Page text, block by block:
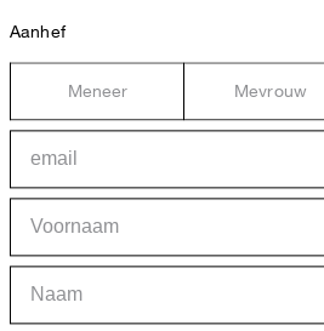
Aanhef
Meneer Mevrouw